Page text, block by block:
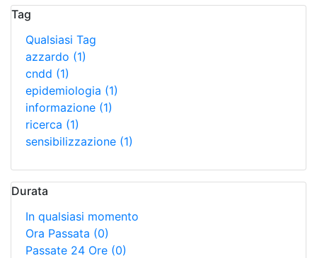
Tag
Qualsiasi Tag
azzardo (1)
cndd (1)
epidemiologia (1)
informazione (1)
ricerca (1)
sensibilizzazione (1)
Durata
In qualsiasi momento
Ora Passata (0)
Passate 24 Ore (0)